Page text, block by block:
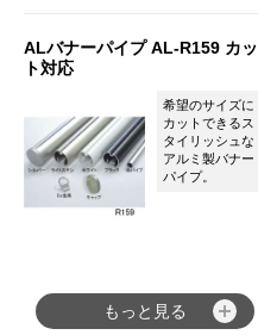
ALバナーパイプ AL-R159 カッ
ト対応
希望のサイズに
カットできるス
タイリッシュな
アルミ製バナー
パイプ。
もっと見る